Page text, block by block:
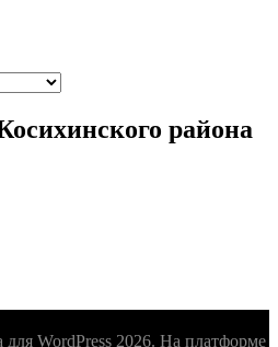
района
для WordPress 2026. На платформе